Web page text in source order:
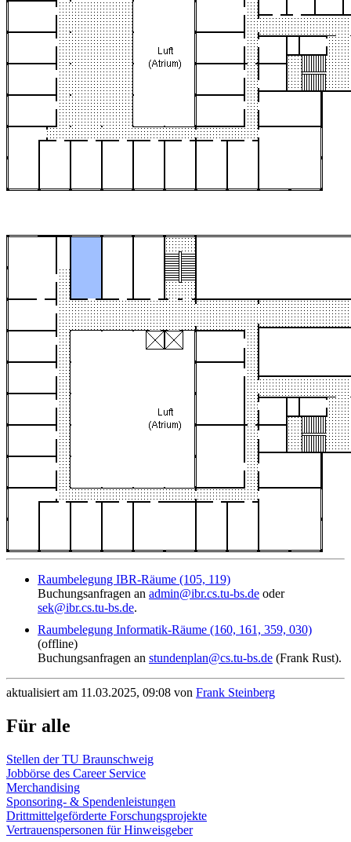
Raumbelegung IBR-Räume (105, 119)
Buchungsanfragen an admin@ibr.cs.tu-bs.de oder
sek@ibr.cs.tu-bs.de.
Raumbelegung Informatik-Räume (160, 161, 359, 030)
(offline)
Buchungsanfragen an stundenplan@cs.tu-bs.de (Frank Rust).
aktualisiert am 11.03.2025, 09:08 von Frank Steinberg
Für alle
Stellen der TU Braunschweig
Jobbörse des Career Service
Merchandising
Sponsoring- & Spendenleistungen
Drittmittelgeförderte Forschungsprojekte
Vertrauenspersonen für Hinweisgeber